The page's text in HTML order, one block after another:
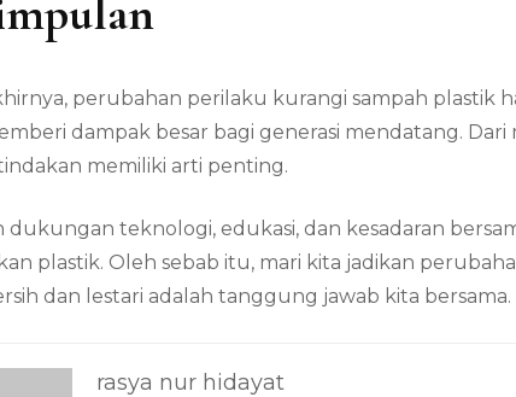
perubahan perilaku kurangi sampah plastik
dampak besar bagi generasi mendatang.
memiliki arti penting.
dukungan teknologi, edukasi, dan kesadaran
plastik. Oleh sebab itu, mari kita jadikan
dan lestari adalah tanggung jawab kita bersama.
rasya nur hidayat